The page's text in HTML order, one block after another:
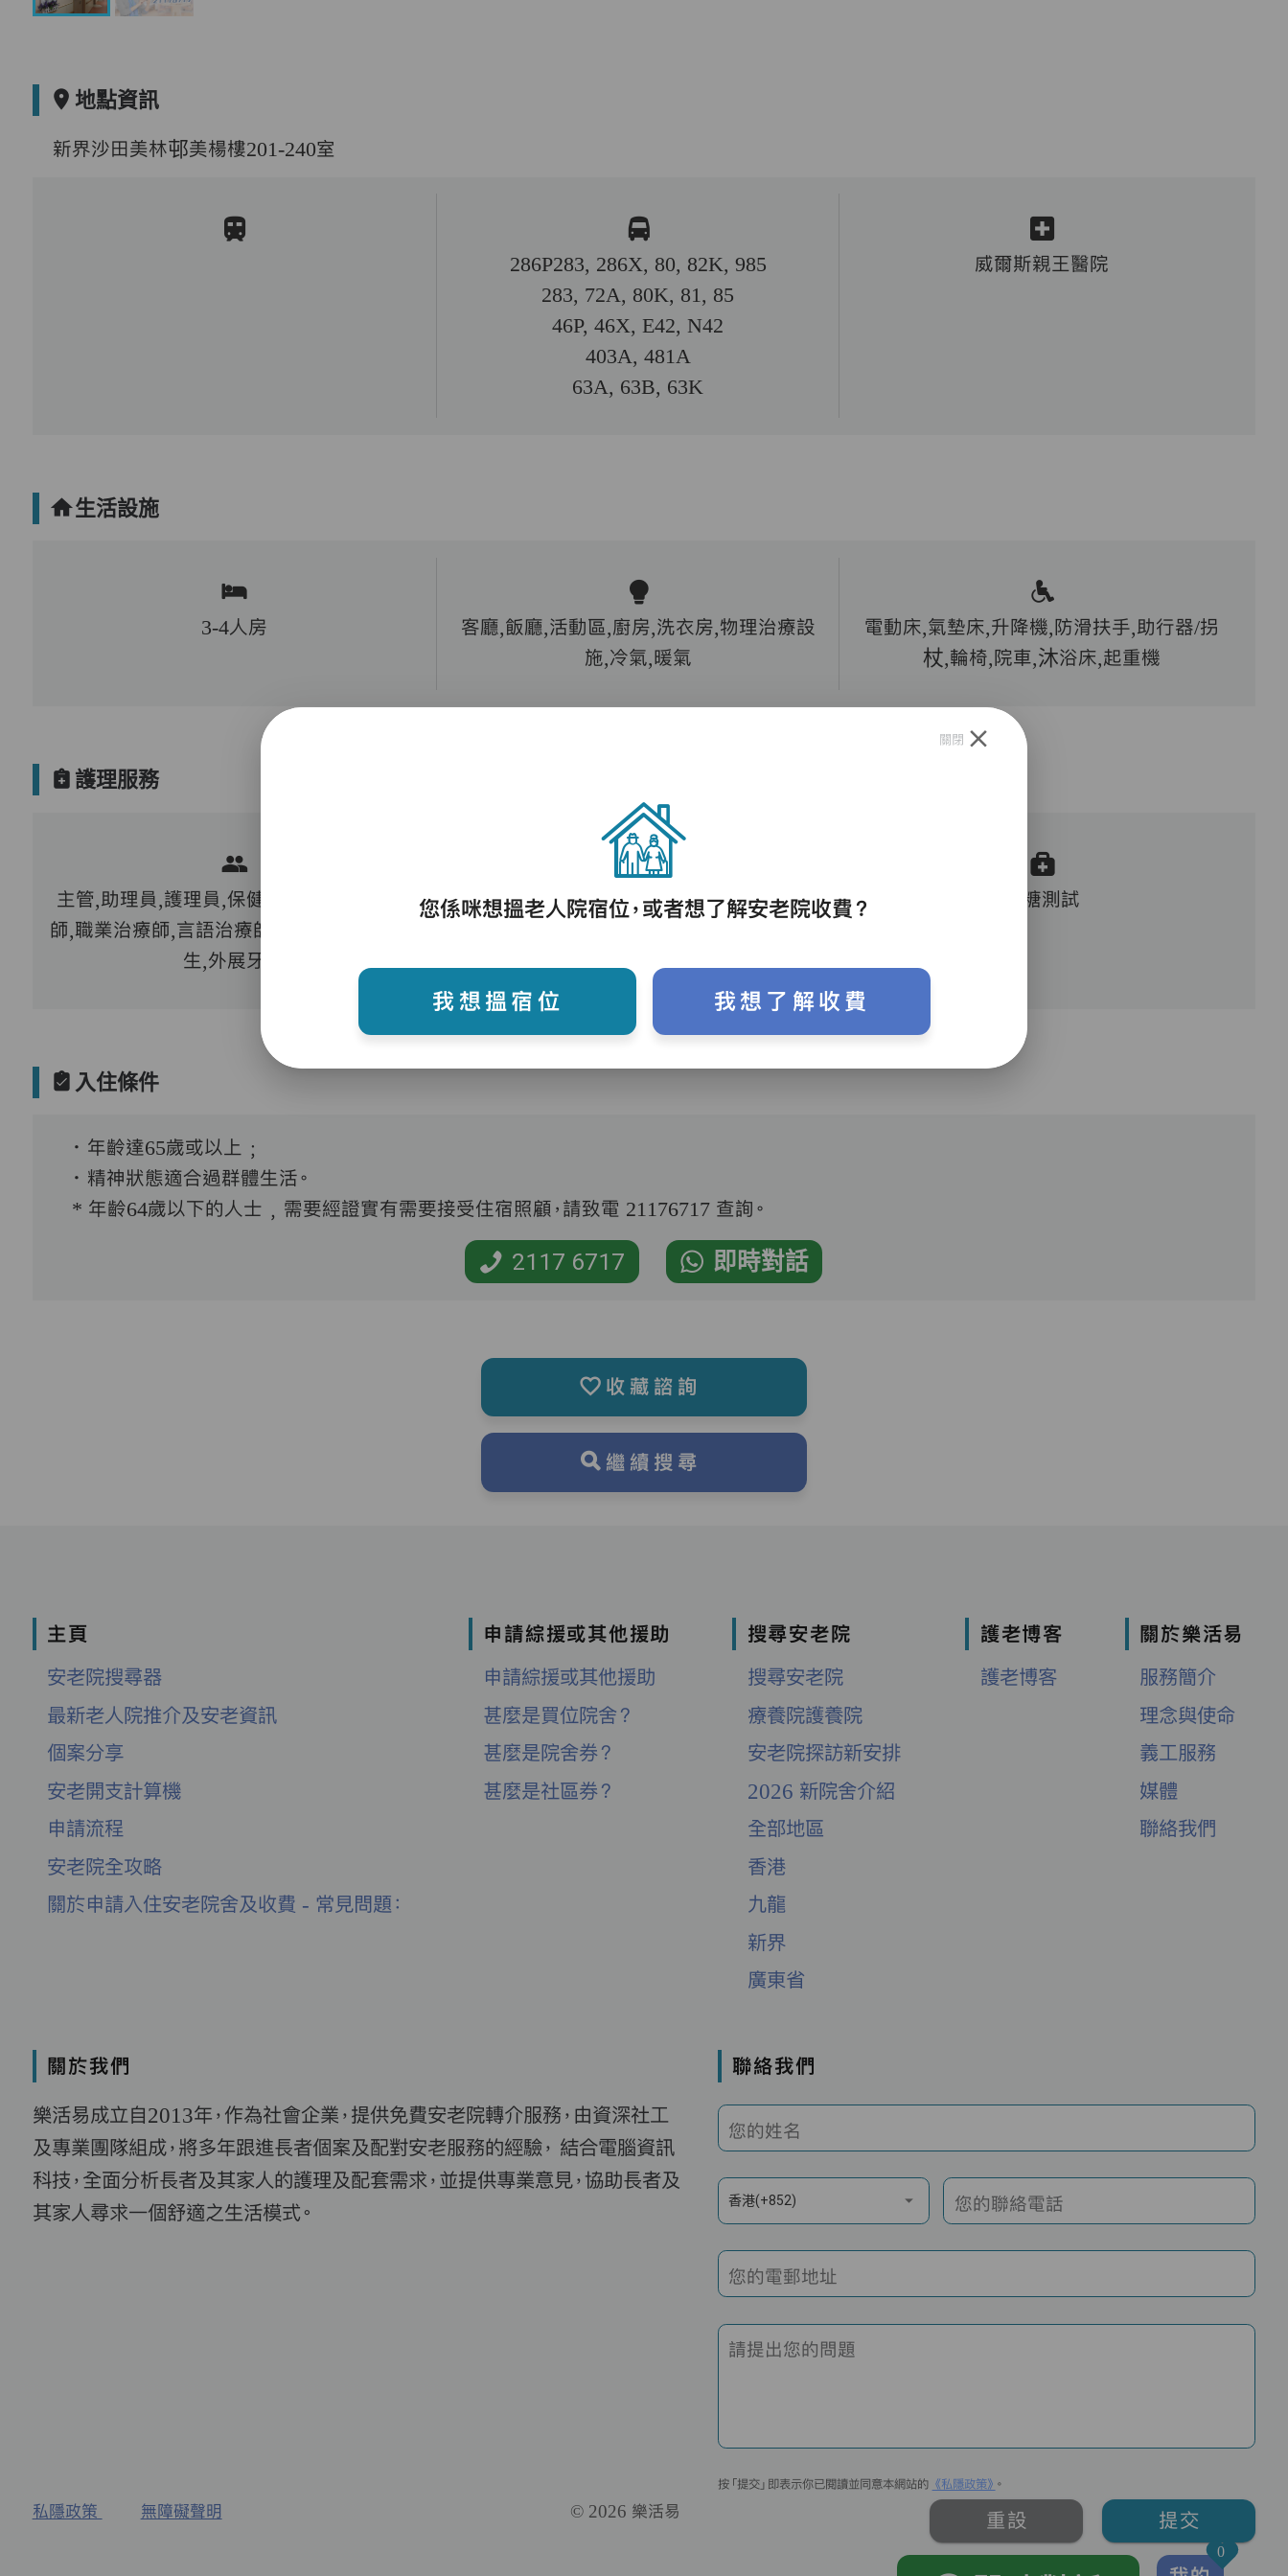
地點資訊
新界沙田美林邨美楊樓201-240室
286P283, 286X, 80, 82K, 985
283, 72A, 80K, 81, 85
46P, 46X, E42, N42
403A, 481A
63A, 63B, 63K
威爾斯親王醫院
生活設施
3-4人房
客廳,飯廳,活動區,廚房,洗衣房,物理治療設
施,冷氣,暖氣
電動床,氣墊床,升降機,防滑扶手,助行器/拐
杖,輪椅,院車,沐浴床,起重機
護理服務
主管,助理員,護理員,保健員,護士,物理治療
師,職業治療師,言語治療師,註冊社工,到診醫
生,外展牙科
護理評估、執藥、核派藥、量度生命表徵、協
血糖測試
入住條件
．年齡達65歲或以上﹔
．精神狀態適合過群體生活。
* 年齡64歲以下的人士﹐需要經證實有需要接受住宿照顧，請致電 21176717 查詢。
2117 6717 即時對話
收藏諮詢
繼續搜尋
主頁
安老院搜尋器
最新老人院推介及安老資訊
個案分享
安老開支計算機
申請流程
安老院全攻略
關於申請入住安老院舍及收費 - 常見問題：
申請綜援或其他援助
申請綜援或其他援助
甚麼是買位院舍？
甚麼是院舍券？
甚麼是社區券？
搜尋安老院
搜尋安老院
療養院護養院
安老院探訪新安排
2026 新院舍介紹
全部地區
香港
九龍
新界
廣東省
護老博客
護老博客
關於樂活易
服務簡介
理念與使命
義工服務
媒體
聯絡我們
關於我們
樂活易成立自2013年，作為社會企業，提供免費安老院轉介服務，由資深社工
及專業團隊組成，將多年跟進長者個案及配對安老服務的經驗， 結合電腦資訊
科技，全面分析長者及其家人的護理及配套需求，並提供專業意見，協助長者及
其家人尋求一個舒適之生活模式。
私隱政策 無障礙聲明 © 2026 樂活易
聯絡我們
您的姓名
香港(+852) 您的聯絡電話
您的電郵地址
請提出您的問題
按「提交」即表示你已閱讀並同意本網站的 《私隱政策》 。
重設 提交
0
關閉
您係咪想搵老人院宿位，或者想了解安老院收費？
我想搵宿位 我想了解收費